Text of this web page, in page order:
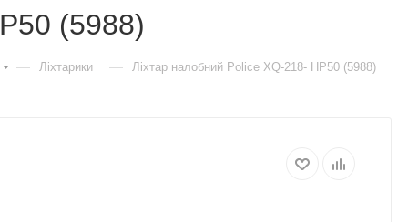
(5988)
— Ліхтарики — Ліхтар налобний Police XQ-218- HP50 (5988)